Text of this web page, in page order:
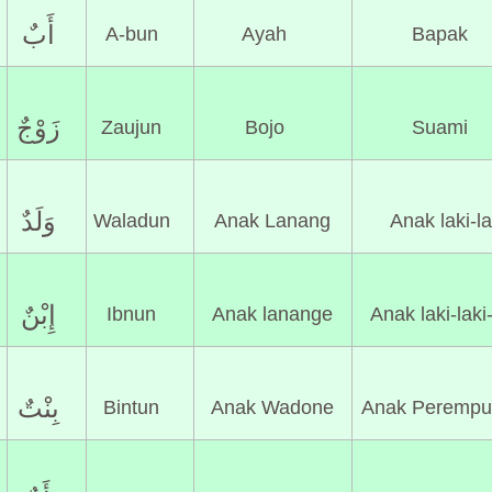
أَبٌ A-bun Ayah Bapak
زَوْجٌ Zaujun Bojo Suami
وَلَدٌ Waladun Anak Lanang Anak laki-
إِبْنٌ Ibnun Anak lanange Anak laki-
بِنْتٌ Bintun Anak Wadone Anak